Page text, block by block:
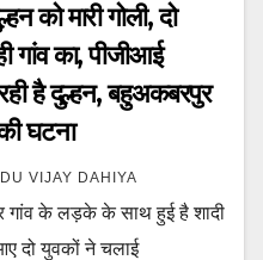
को मारी गोली, दो
गांव का, पीजीआई
है दुल्हन, बहुअकबरपुर
घटना
VIJAY DAHIYA
गांव के लड़के के साथ हुई है शादी
दो युवकों ने चलाई